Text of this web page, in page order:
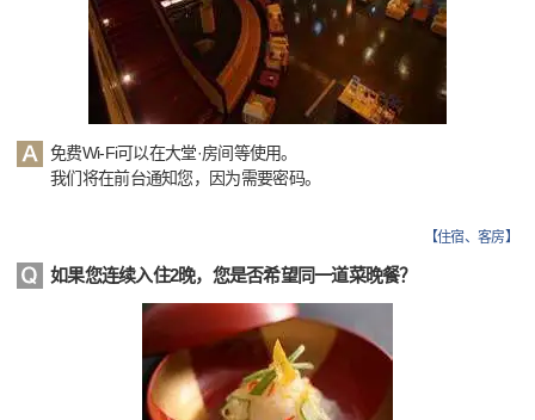
免费Wi-Fi可以在大堂·房间等使用。
我们将在前台通知您，因为需要密码。
【住宿、客房】
如果您连续入住2晚，您是否希望同一道菜晚餐？